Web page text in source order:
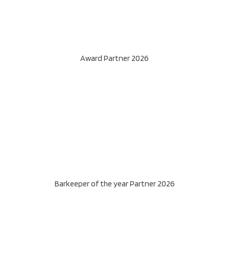
Award Partner 2026
Barkeeper of the year Partner 2026